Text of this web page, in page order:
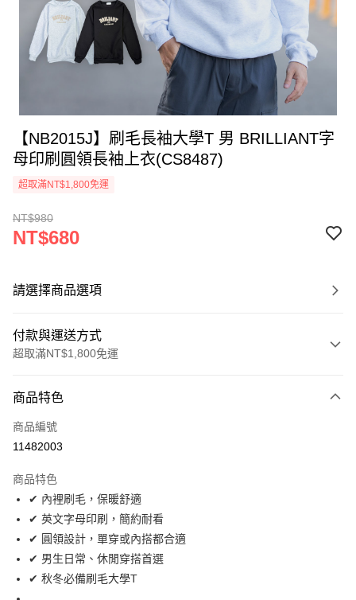
【NB2015J】刷毛長袖大學T 男 BRILLIANT字
母印刷圓領長袖上衣(CS8487)
超取滿NT$1,800免運
NT$980
NT$680
請選擇商品選項
付款與運送方式
超取滿NT$1,800免運
信用卡一次付款
超商取貨付款
Apple Pay
街口支付
悠遊付
Google Pay
商品特色
商品編號
11482003
商品特色
✔ 內裡刷毛，保暖舒適
✔ 英文字母印刷，簡約耐看
✔ 圓領設計，單穿或內搭都合適
✔ 男生日常、休閒穿搭首選
✔ 秋冬必備刷毛大學T